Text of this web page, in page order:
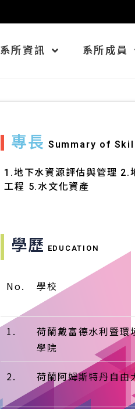
系所資訊 系所成員
專長 Summary of
1.地下水資源評估與管理 2.
工程 5.水文化資產
學歷 EDUCATION
No. 學校
1.
荷蘭戴富德水利暨環
學院
2. 荷蘭阿姆斯特丹自由